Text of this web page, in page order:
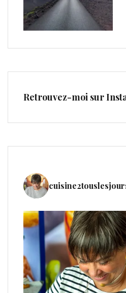
Retrouvez-moi sur